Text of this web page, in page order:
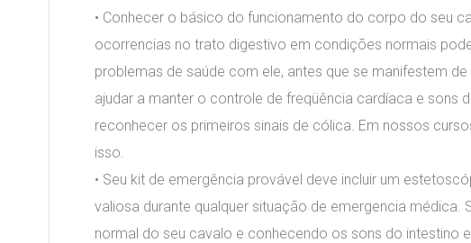
• Conhecer o básico do funcionamento do corpo do seu
ocorrencias no trato digestivo em condições normais
problemas de saúde com ele, antes que se manifestem
ajudar a manter o controle de freqüência cardíaca e sons
reconhecer os primeiros sinais de cólica. Em nossos
isso.
• Seu kit de emergência provável deve incluir um
valiosa durante qualquer situação de emergencia médica.
normal do seu cavalo e conhecendo os sons do intestino